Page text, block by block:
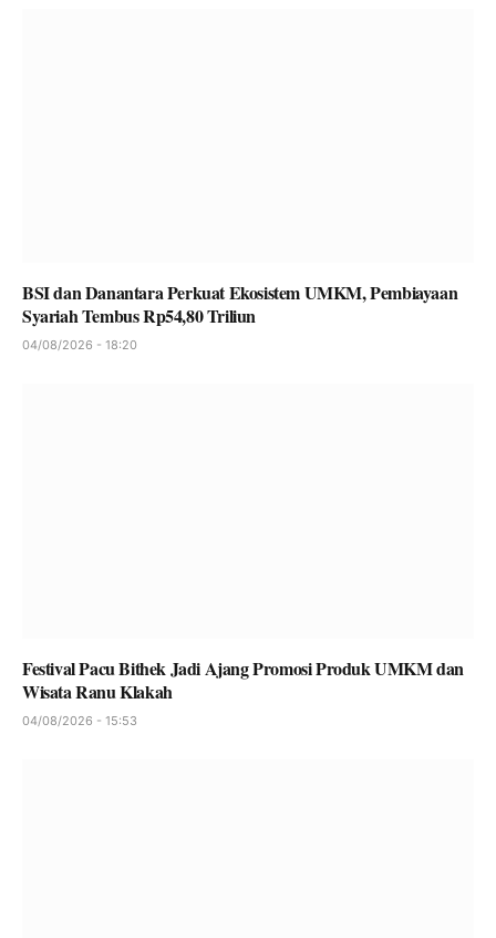
BSI dan Danantara Perkuat Ekosistem UMKM, Pembiayaan
Syariah Tembus Rp54,80 Triliun
04/08/2026 - 18:20
Festival Pacu Bithek Jadi Ajang Promosi Produk UMKM dan
Wisata Ranu Klakah
04/08/2026 - 15:53